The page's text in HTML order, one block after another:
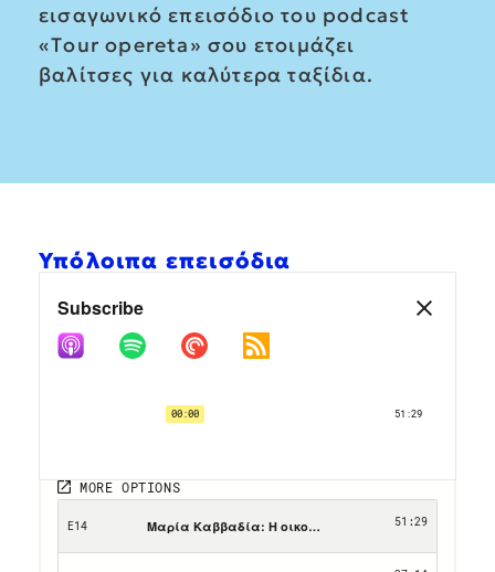
εισαγωνικό επεισόδιο του podcast
«Τour opereta» σου ετοιμάζει
βαλίτσες για καλύτερα ταξίδια.
Υπόλοιπα επεισόδια